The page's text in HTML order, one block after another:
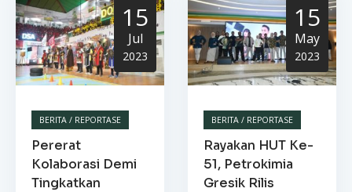
15
Jul
2023
BERITA / REPORTASE
Pererat
Kolaborasi Demi
Tingkatkan
15
May
2023
BERITA / REPORTASE
Rayakan HUT Ke-
51, Petrokimia
Gresik Rilis